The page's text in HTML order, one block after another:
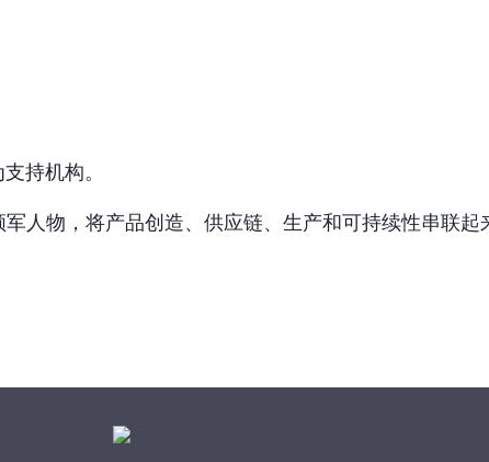
持机构。
人物，将产品创造、供应链、生产和可持续性串联起